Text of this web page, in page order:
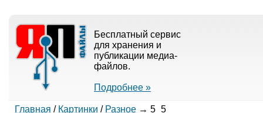
Бесплатный сервис
для хранения и
публикации медиа-
файлов.
Подробнее »
Главная / Картинки / Разное→ 5_5